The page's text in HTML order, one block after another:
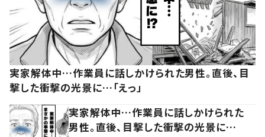
実家解体中…作業員に話しかけられた男性。直後、目
撃した衝撃の光景に…「えっ」
実家解体中…作業員に話しかけられた
男性。直後、目撃した衝撃の光景に…